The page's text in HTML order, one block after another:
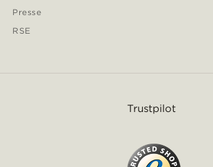
Presse
RSE
Trustpilot